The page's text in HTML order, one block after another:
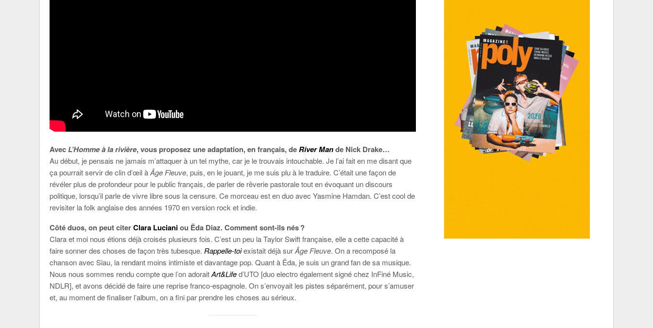
AvecL’Homme à la rivière, vous proposez une adaptation, en français, deRiver Mande Nick Drake…
Au début, je pensais ne jamais m’attaquer à un tel mythe, car je le trouvais intouchable. Je l’ai fait en me disant que
ça pourrait servir de clin d’œil àÂge Fleuve, puis, en le jouant, je me suis plu à le traduire. C’était une façon de
révéler plus de profondeur pour le public français, de parler de rêverie pastorale tout en évoquant un discours
politique, lorsqu’il parle de vivre libre sous la censure. Ce morceau est en duo avec Yasmine Hamdan. C’est cool de
revisiter la folk anglaise des années 1970 en version rock et indie.
Côté duos, on peut citerClara Lucianiou Ëda Diaz. Comment sont-ils nés ?
Clara et moi nous étions déjà croisés plusieurs fois. C’est un peu la Taylor Swift française, elle a cette capacité à
faire sonner des choses de façon très tubesque. Rappelle-toiexistait déjà surÂge Fleuve. On a recomposé la
chanson avec Siau, la rendant moins intimiste et davantage pop. Quant à Ëda, je suis un grand fan de sa musique.
Nous nous sommes rendu compte que l’on adoraitArt&Lifed’UTO [duo electro également signé chez InFiné Music,
NDLR], et avons décidé de faire une reprise franco-espagnole. On s’envoyait les pistes séparément, pour s’amuser
et, au moment de finaliser l’album, on a fini par prendre les choses au sérieux.